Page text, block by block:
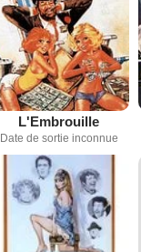
L'Embrouille
Date de sortie inconnue